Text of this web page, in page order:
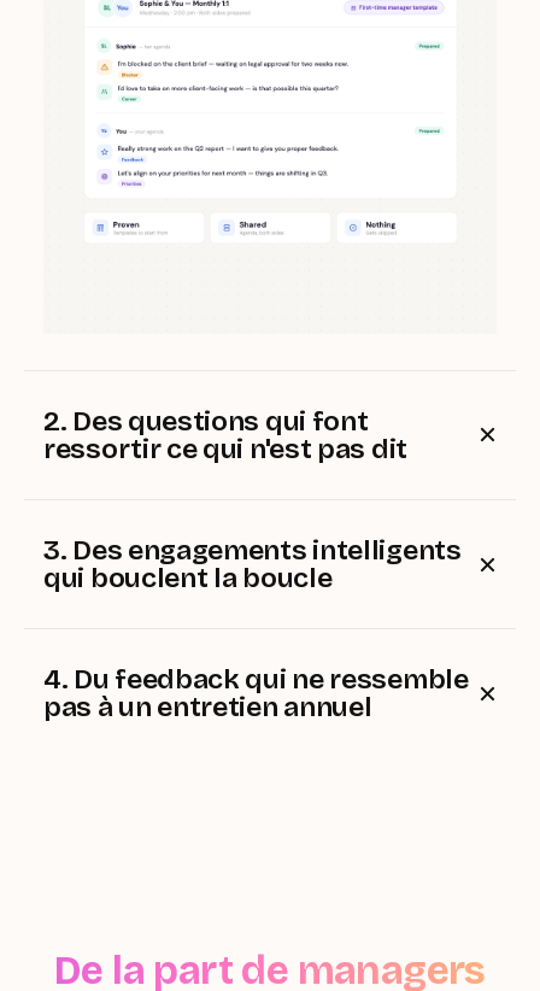
2. Des questions qui font
ressortir ce qui n'est pas dit
d'ensemble avant même la réunion.
3. Des engagements intelligents
qui bouclent la boucle
4. Du feedback qui ne ressemble
pas à un entretien annuel
De la part de managers